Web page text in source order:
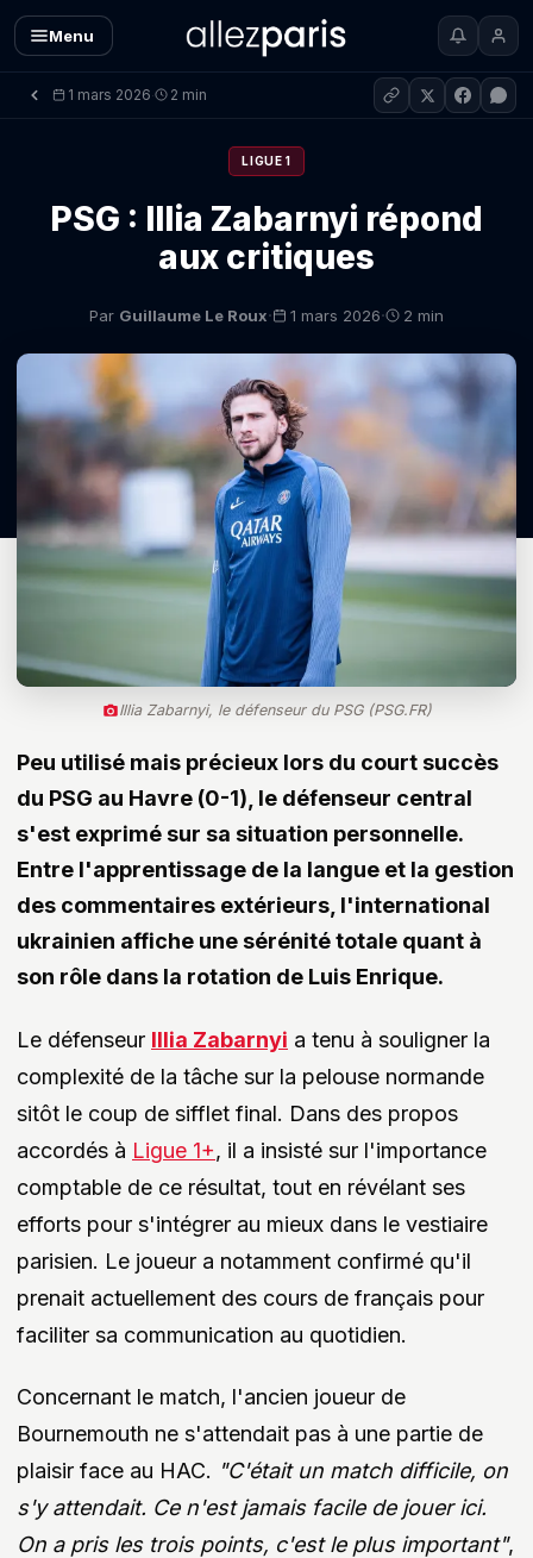
Menu
1 mars 2026· 2 min
LIGUE 1
PSG : Illia Zabarnyi répond
aux critiques
Par Guillaume Le Roux· 1 mars 2026· 2 min
Illia Zabarnyi, le défenseur du PSG (PSG.FR)
Peu utilisé mais précieux lors du court succès
du PSG au Havre (0-1), le défenseur central
s'est exprimé sur sa situation personnelle.
Entre l'apprentissage de la langue et la gestion
des commentaires extérieurs, l'international
ukrainien affiche une sérénité totale quant à
son rôle dans la rotation de Luis Enrique.
Le défenseur Illia Zabarnyi a tenu à souligner la
complexité de la tâche sur la pelouse normande
sitôt le coup de sifflet final. Dans des propos
accordés à Ligue 1+, il a insisté sur l'importance
comptable de ce résultat, tout en révélant ses
efforts pour s'intégrer au mieux dans le vestiaire
parisien. Le joueur a notamment confirmé qu'il
prenait actuellement des cours de français pour
faciliter sa communication au quotidien.
Concernant le match, l'ancien joueur de
Bournemouth ne s'attendait pas à une partie de
plaisir face au HAC. "C'était un match difficile, on
s'y attendait. Ce n'est jamais facile de jouer ici.
On a pris les trois points, c'est le plus important",